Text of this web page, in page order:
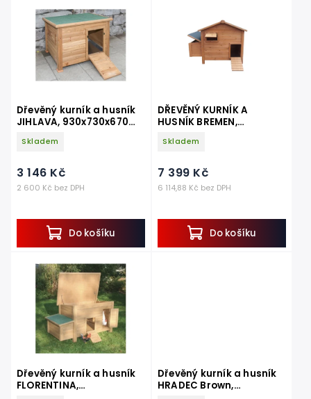
Abecedně
Dřevěný kurník a husník
JIHLAVA, 930x730x670
Skladem
2 600 Kč bez DPH
3 146 Kč
Do košíku
DŘEVĚNÝ KURNÍK A
HUSNÍK BREMEN,
Skladem
6 114,88 Kč bez DPH
7 399 Kč
Do košíku
Dřevěný kurník a husník
FLORENTINA,
Dřevěný kurník a husník
HRADEC Brown,